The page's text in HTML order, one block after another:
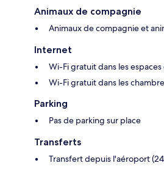
Animaux de compagnie
Animaux de compagnie et
Internet
Wi-Fi gratuit dans les
Wi-Fi gratuit dans les
Parking
Pas de parking sur place
Transferts
Transfert depuis l'aéroport